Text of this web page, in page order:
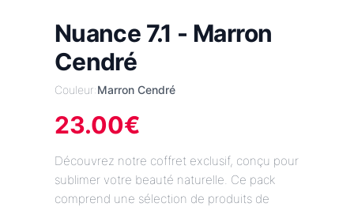
Nuance 7.1 - Marron
Cendré
Couleur:Marron Cendré
23.00€
Découvrez notre coffret exclusif, conçu pour
sublimer votre beauté naturelle. Ce pack
comprend une sélection de produits de